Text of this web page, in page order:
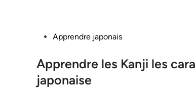
PostedApprendre japonais
Apprendre les Kanji les
japonaise